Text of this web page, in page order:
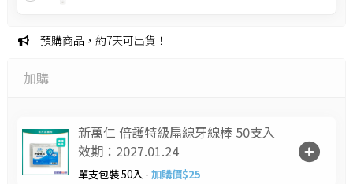
預購商品，約7天可出貨！
加購
新萬仁 倍護特級扁線牙線棒 50支入
效期：2027.01.24
單支包裝 50入 - 加購價$25